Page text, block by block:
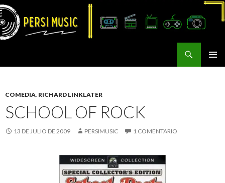
COMEDIA, RICHARD LINKLATER
SCHOOL OF ROCK
13 DE JULIO DE 2009 PERSIMUSIC 1 COMENTARIO